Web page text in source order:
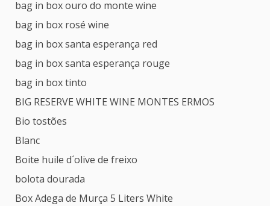
bag in box ouro do monte wine
bag in box rosé wine
bag in box santa esperança red
bag in box santa esperança rouge
bag in box tinto
BIG RESERVE WHITE WINE MONTES ERMOS
Bio tostões
Blanc
Boite huile d´olive de freixo
bolota dourada
Box Adega de Murça 5 Liters White